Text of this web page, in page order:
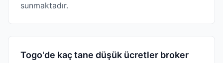
sunmaktadır.
Togo'de kaç tane düşük ücretler broker